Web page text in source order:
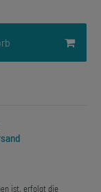
ist, erfolgt die